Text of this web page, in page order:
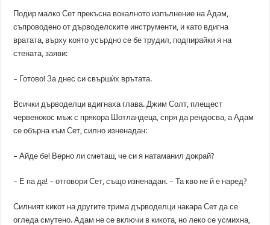
Подир малко Сет прекъсна вокалното изпълнение на Адам,
съпроводено от дърводелските инструменти, и като вдигна
вратата, върху която усърдно се бе трудил, подпирайки я на
стената, заяви:
– Готово! За днес си свършѝх врътата.
Всички дърводелци вдигнаха глава. Джим Солт, плещест
червенокос мъж с прякора Шотландеца, спря да рендосва, а Адам
се обърна към Сет, силно изненадан:
– Айде бе! Верно ли сметаш, че си я натаманил докрай?
– Е па да! – отговори Сет, също изненадан. – Та кво не й е наред?
Силният кикот на другите трима дърводелци накара Сет да се
огледа смутено. Адам не се включи в кикота, но леко се усмихна,